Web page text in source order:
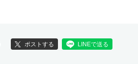
ポストする LINEで送る